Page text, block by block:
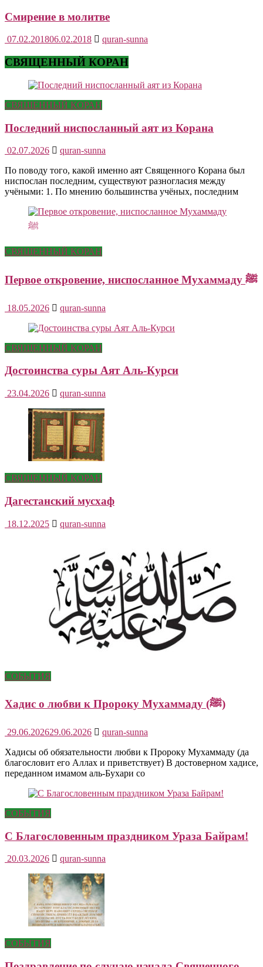
Смирение в молитве
07.02.201806.02.2018 quran-sunna
СВЯЩЕННЫЙ КОРАН
СВЯЩЕННЫЙ КОРАН
Последний ниспосланный аят из Корана
02.07.2026
quran-sunna
По поводу того, какой именно аят Священного Корана был
ниспослан последним, существуют разногласия между
учёными: 1. По мнению большинства учёных, последним
СВЯЩЕННЫЙ КОРАН
Первое откровение, ниспосланное Мухаммаду ﷺ
18.05.2026 quran-sunna
СВЯЩЕННЫЙ КОРАН
Достоинства суры Аят Аль-Курси
23.04.2026 quran-sunna
СВЯЩЕННЫЙ КОРАН
Дагестанский мусхаф
18.12.2025 quran-sunna
СОБЫТИЯ
Хадис о любви к Пророку Мухаммаду (ﷺ)
29.06.202629.06.2026
quran-sunna
Хадисы об обязательности любви к Пророку Мухаммаду (да
благословит его Аллах и приветствует) В достоверном хадисе,
переданном имамом аль-Бухари со
СОБЫТИЯ
С Благословенным праздником Ураза Байрам!
20.03.2026 quran-sunna
СОБЫТИЯ